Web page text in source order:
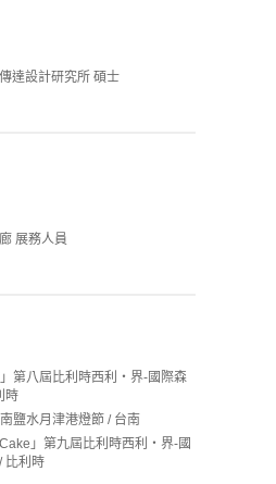
達設計研究所 碩士
展務人員
第八屆比利時西利‧界-國際森
時
鹽水月津港燈節 / 台南
」第九屆比利時西利‧界-國
比利時